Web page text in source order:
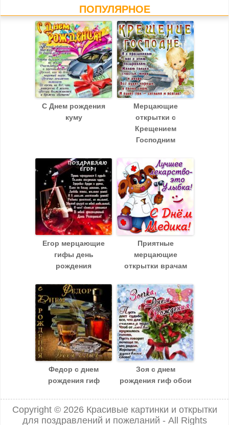
ПОПУЛЯРНОЕ
С Днем рождения
куму
Мерцающие
открытки с
Крещением
Господним
Егор мерцающие
гифы день
рождения
Приятные
мерцающие
открытки врачам
Федор с днем
рождения гиф
Зоя c днем
рождения гиф обои
Copyright © 2026 Красивые картинки и открытки
для поздравлений и пожеланий - All Rights